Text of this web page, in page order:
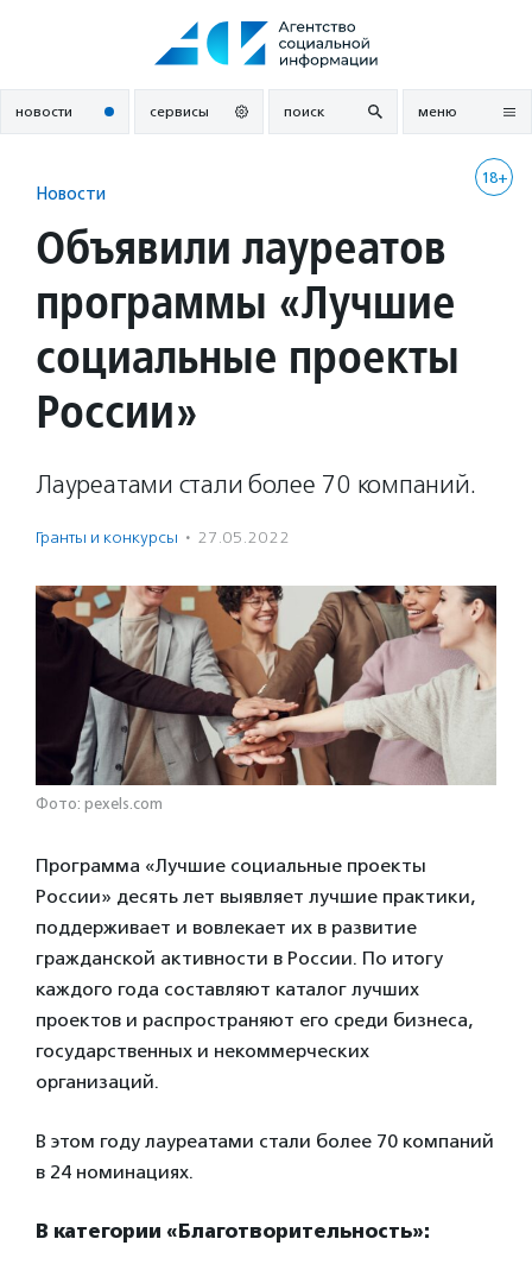
новости сервисы поиск меню
18+
Новости
Объявили лауреатов
программы «Лучшие
социальные проекты
России»
Лауреатами стали более 70 компаний.
Гранты и конкурсы · 27.05.2022
Фото: pexels.com
Программа «Лучшие социальные проекты
России» десять лет выявляет лучшие практики,
поддерживает и вовлекает их в развитие
гражданской активности в России. По итогу
каждого года составляют каталог лучших
проектов и распространяют его среди бизнеса,
государственных и некоммерческих
организаций.
В этом году лауреатами стали более 70 компаний
в 24 номинациях.
В категории «Благотворительность»: